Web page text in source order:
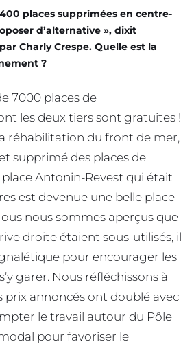
places supprimées en centre-
d’alternative », dixit
Charly Crespe. Quelle est la
?
7000 places de
les deux tiers sont gratuites !
réhabilitation du front de mer,
supprimé des places de
Antonin-Revest qui était
est devenue une belle place
nous sommes aperçus que
droite étaient sous-utilisés, il
pour encourager les
garer. Nous réfléchissons à
prix annoncés ont doublé avec
le travail autour du Pôle
pour favoriser le